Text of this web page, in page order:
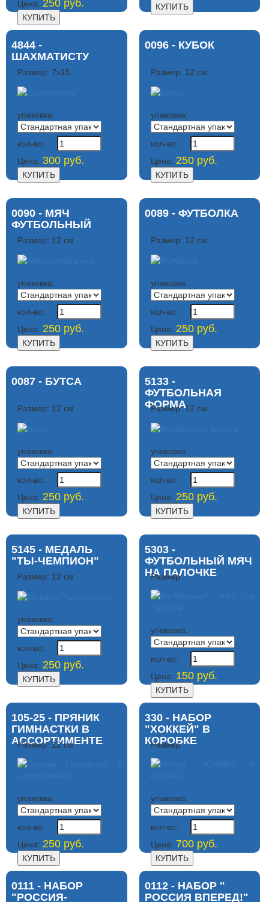
Цена: 250 руб.
4844 -
ШАХМАТИСТУ
Размер: 7х15
упаковка:
кол-во:
Цена: 300 руб.
0096 - КУБОК
Размер: 12 см
упаковка:
кол-во:
Цена: 250 руб.
0090 - МЯЧ
ФУТБОЛЬНЫЙ
Размер: 12 см
упаковка:
кол-во:
Цена: 250 руб.
0089 - ФУТБОЛКА
Размер: 12 см
упаковка:
кол-во:
Цена: 250 руб.
0087 - БУТСА
Размер: 12 см
упаковка:
кол-во:
Цена: 250 руб.
5133 -
ФУТБОЛЬНАЯ
ФОРМА
Размер: 12 см
упаковка:
кол-во:
Цена: 250 руб.
5145 - МЕДАЛЬ
"ТЫ-ЧЕМПИОН"
Размер: 12 см
упаковка:
кол-во:
Цена: 250 руб.
5303 -
ФУТБОЛЬНЫЙ МЯЧ
НА ПАЛОЧКЕ
Размер:
упаковка:
кол-во:
Цена: 150 руб.
105-25 - ПРЯНИК
ГИМНАСТКИ В
АССОРТИМЕНТЕ
Размер: 12 см
упаковка:
кол-во:
Цена: 250 руб.
330 - НАБОР
"ХОККЕЙ" В
КОРОБКЕ
Размер:
упаковка:
кол-во:
Цена: 700 руб.
0111 - НАБОР
"РОССИЯ-
0112 - НАБОР "
РОССИЯ ВПЕРЕД!"